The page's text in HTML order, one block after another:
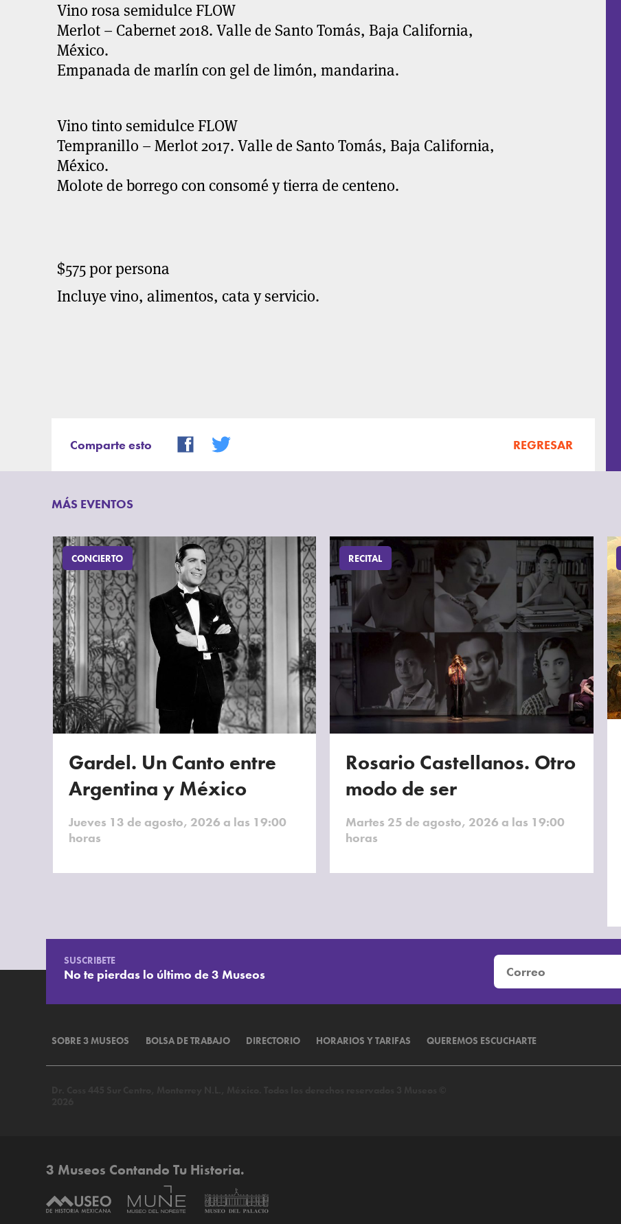
Vino rosa semidulce FLOW
Merlot – Cabernet 2018. Valle de Santo Tomás, Baja California,
México.
Empanada de marlín con gel de limón, mandarina.
Vino tinto semidulce FLOW
Tempranillo – Merlot 2017. Valle de Santo Tomás, Baja California,
México.
Molote de borrego con consomé y tierra de centeno.
$575 por persona
Incluye vino, alimentos, cata y servicio.
Comparte esto REGRESAR
MÁS EVENTOS
CONCIERTO
Gardel. Un Canto entre
Argentina y México
Jueves 13 de agosto, 2026 a las 19:00
horas
RECITAL
Rosario Castellanos. Otro
modo de ser
Martes 25 de agosto, 2026 a las 19:00
horas
SUSCRIBETE
No te pierdas lo último de 3 Museos
SOBRE 3 MUSEOS BOLSA DE TRABAJO DIRECTORIO HORARIOS Y TARIFAS QUEREMOS ESCUCHARTE
3 Museos Contando Tu Historia.